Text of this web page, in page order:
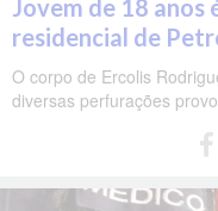
Jovem de 18 anos
residencial de
O corpo de Ercolis
diversas perfurações